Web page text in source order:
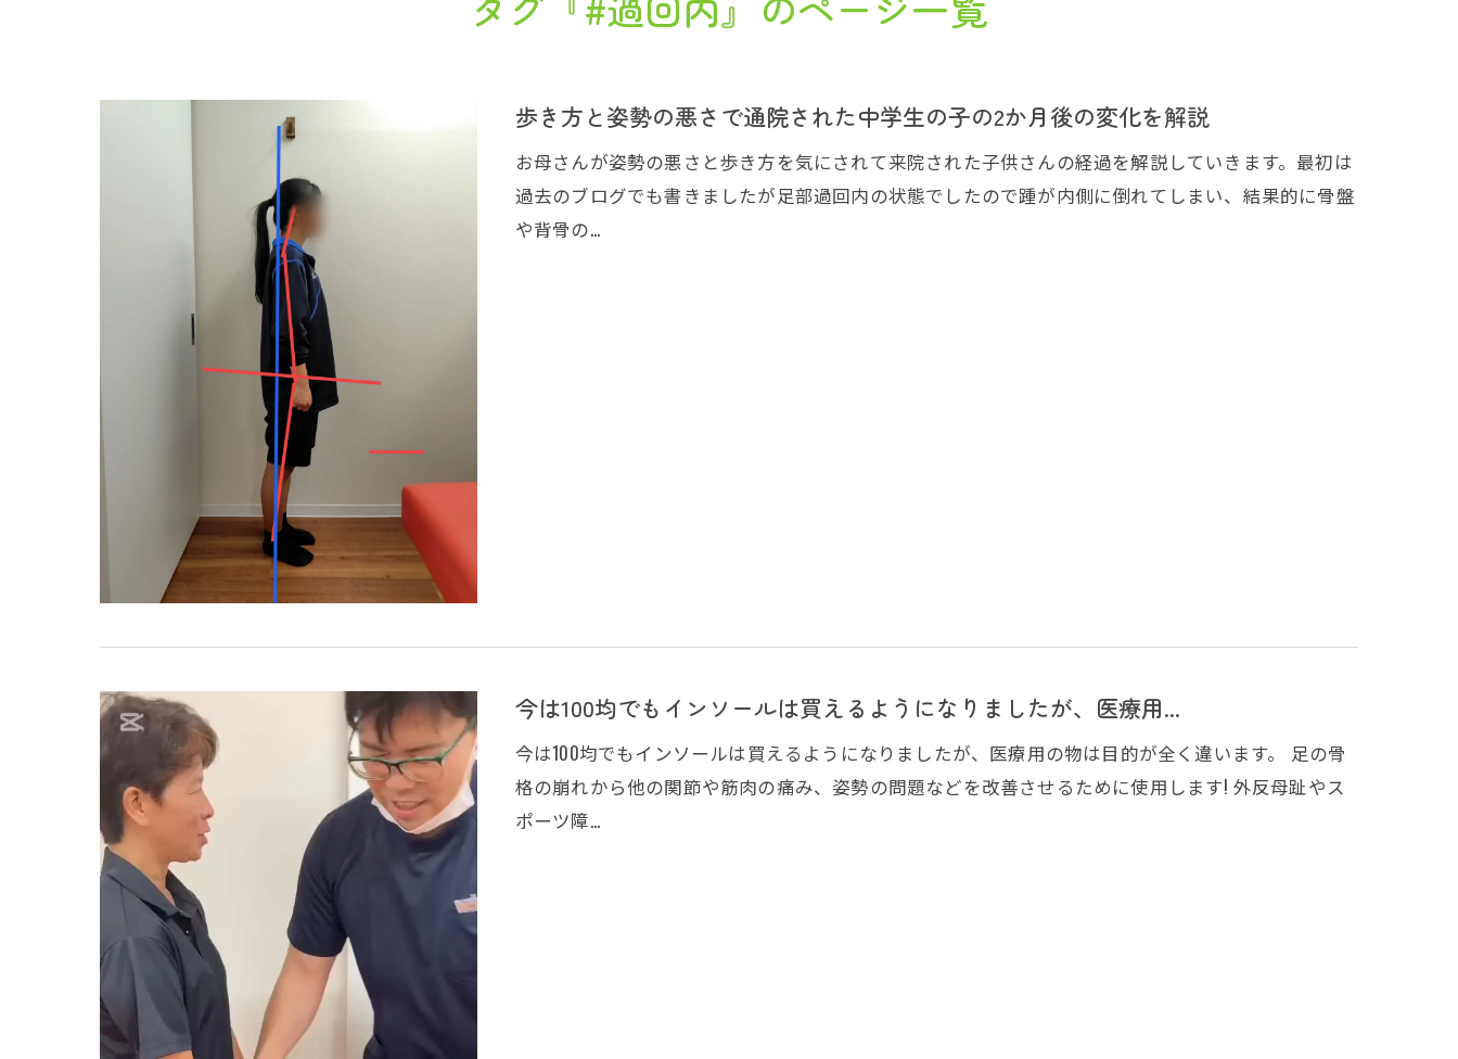
歩き方と姿勢の悪さで通院された中学生の子の2か月後の変化を解説
お母さんが姿勢の悪さと歩き方を気にされて来院された子供さんの経過を解説していきます。最初は
過去のブログでも書きましたが足部過回内の状態でしたので踵が内側に倒れてしまい、結果的に骨盤
や背骨の…
今は100均でもインソールは買えるようになりましたが、医療用...
今は100均でもインソールは買えるようになりましたが、医療用の物は目的が全く違います。 足の骨
格の崩れから他の関節や筋肉の痛み、姿勢の問題などを改善させるために使用します! 外反母趾やス
ポーツ障…